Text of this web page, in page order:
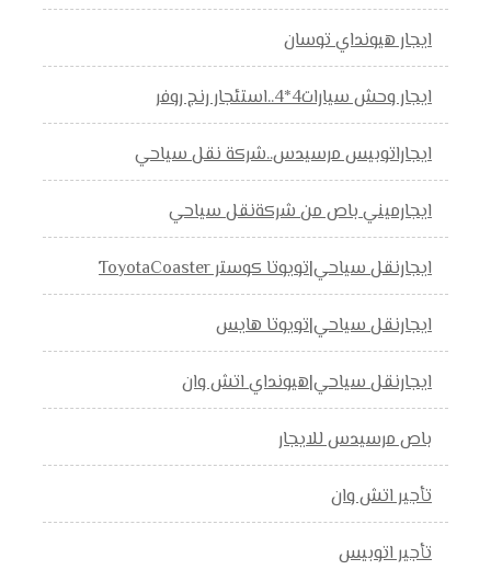
ايجار هيونداي توسان
ايجار وحش سيارات4*4..استئجار رنج روفر
ايجاراتوبيس مرسيدس..شركة نقل سياحي
ايجارميني باص من شركةنقل سياحي
ايجارنقل سياحي|تويوتا كوستر ToyotaCoaster
ايجارنقل سياحي|تويوتا هايس
ايجارنقل سياحي|هيونداي اتش وان
باص مرسيدس للايجار
تأجير اتش وان
تأجير اتوبيس